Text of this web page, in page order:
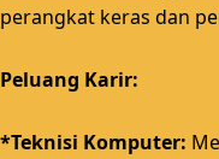
perangkat keras dan
Peluang Karir:
*Teknisi Komputer: